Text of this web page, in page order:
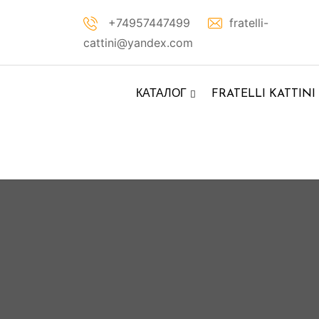
+74957447499
fratelli-
cattini@yandex.com
КАТАЛОГ FRATELLI KATTINI